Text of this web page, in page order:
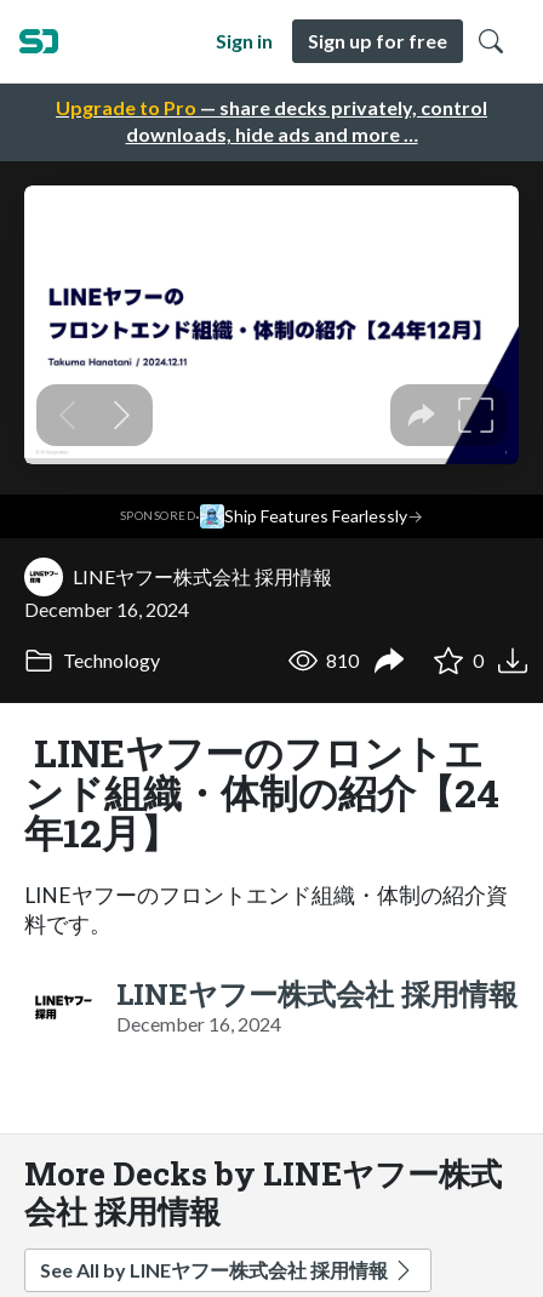
Upgrade to Pro — share decks privately, control
downloads, hide ads and more …
Sign in Sign up for free
SPONSORED· Ship Features Fearlessly→
LINEヤフー株式会社 採用情報
December 16, 2024
Technology 810 0
LINEヤフーのフロントエ
ンド組織・体制の紹介【24
年12月】
LINEヤフーのフロントエンド組織・体制の紹介資
料です。
LINEヤフー株式会社 採用情報
December 16, 2024
More Decks by LINEヤフー株式
会社 採用情報
See All by LINEヤフー株式会社 採用情報